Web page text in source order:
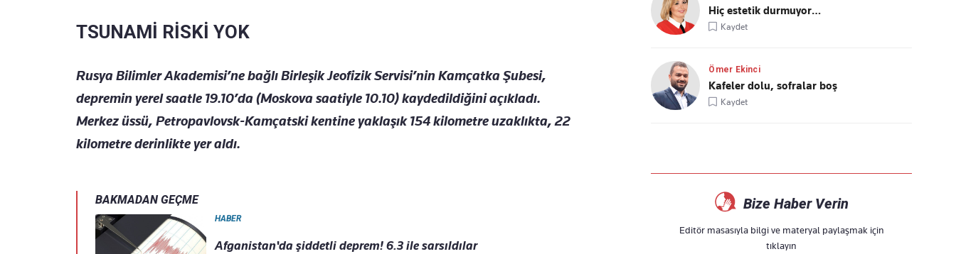
TSUNAMİ RİSKİ YOK
Rusya Bilimler Akademisi’ne bağlı Birleşik Jeofizik Servisi’nin Kamçatka Şubesi,
depremin yerel saatle 19.10’da (Moskova saatiyle 10.10) kaydedildiğini açıkladı.
Merkez üssü, Petropavlovsk-Kamçatski kentine yaklaşık 154 kilometre uzaklıkta, 22
kilometre derinlikte yer aldı.
BAKMADAN GEÇME
HABER
Afganistan'da şiddetli deprem! 6.3 ile sarsıldılar
Hiç estetik durmuyor…
Kaydet
Ömer Ekinci
Kafeler dolu, sofralar boş
Kaydet
Bize Haber Verin
Editör masasıyla bilgi ve materyal paylaşmak için
tıklayın